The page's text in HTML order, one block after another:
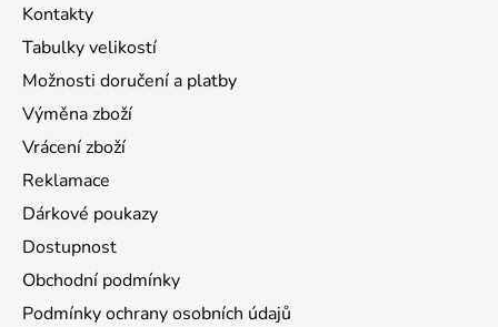
Kontakty
Tabulky velikostí
Možnosti doručení a platby
Výměna zboží
Vrácení zboží
Reklamace
Dárkové poukazy
Dostupnost
Obchodní podmínky
Podmínky ochrany osobních údajů